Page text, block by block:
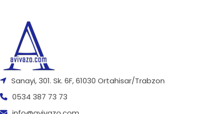
Sanayi, 301. Sk. 6F, 61030 Ortahisar/Trabzon
0534 387 73 73